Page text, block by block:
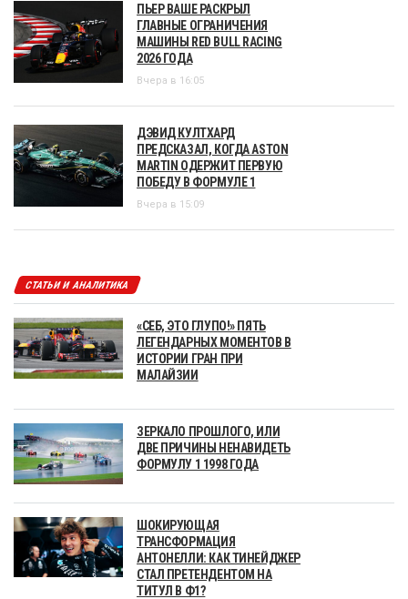
ПЬЕР ВАШЕ РАСКРЫЛ
ГЛАВНЫЕ ОГРАНИЧЕНИЯ
МАШИНЫ RED BULL RACING
2026 ГОДА
Вчера в 16:05
ДЭВИД КУЛТХАРД
ПРЕДСКАЗАЛ, КОГДА ASTON
MARTIN ОДЕРЖИТ ПЕРВУЮ
ПОБЕДУ В ФОРМУЛЕ 1
Вчера в 15:09
СТАТЬИ И АНАЛИТИКА
«СЕБ, ЭТО ГЛУПО!» ПЯТЬ
ЛЕГЕНДАРНЫХ МОМЕНТОВ В
ИСТОРИИ ГРАН ПРИ
МАЛАЙЗИИ
ЗЕРКАЛО ПРОШЛОГО, ИЛИ
ДВЕ ПРИЧИНЫ НЕНАВИДЕТЬ
ФОРМУЛУ 1 1998 ГОДА
ШОКИРУЮЩАЯ
ТРАНСФОРМАЦИЯ
АНТОНЕЛЛИ: КАК ТИНЕЙДЖЕР
СТАЛ ПРЕТЕНДЕНТОМ НА
ТИТУЛ В Ф1?